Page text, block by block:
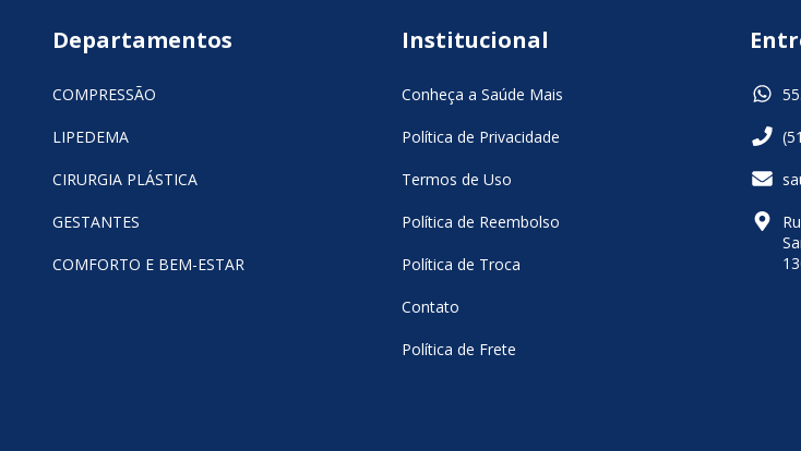
Departamentos
COMPRESSÃO
LIPEDEMA
CIRURGIA PLÁSTICA
GESTANTES
COMFORTO E BEM-ESTAR
Institucional
Conheça a Saúde Mais
Política de Privacidade
Termos de Uso
Política de Reembolso
Política de Troca
Contato
Política de Frete